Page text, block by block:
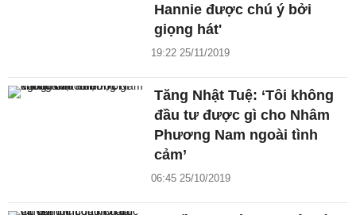
Hannie được chú ý bởi
giọng hát'
19:22 25/11/2019
Tăng Nhật Tuệ: ‘Tôi không
đầu tư được gì cho Nhâm
Phương Nam ngoài tình
cảm’
06:45 25/10/2019